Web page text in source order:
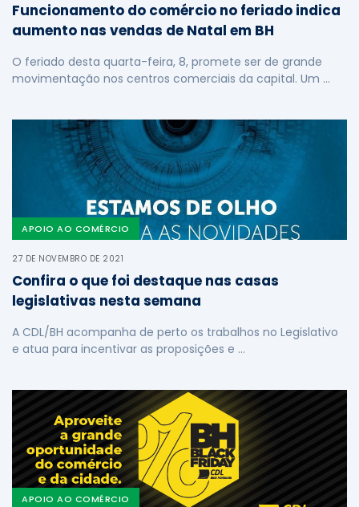
Funcionamento do comércio no feriado indica
aumento nas vendas de Natal em BH
O feriado desta quarta-feira, 8, promete ser de grande
movimentação nos centros comerciais da capital. Um …
APOIO AO COMÉRCIO
27 DE NOVEMBRO DE 2021
Confira o que foi destaque nas casas
legislativas nesta semana
A CDL/BH acompanha de perto os trabalhos no Legislativo
e atua para incentivar as proposições e …
APOIO AO COMÉRCIO